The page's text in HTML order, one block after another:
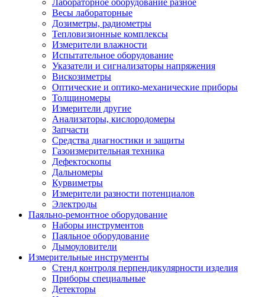
Лабораторное оборудование разное
Весы лабораторные
Дозиметры, радиометры
Тепловизионные комплексы
Измерители влажности
Испытательное оборудование
Указатели и сигнализаторы напряжения
Вискозиметры
Оптические и оптико-механические приборы
Толщиномеры
Измерители другие
Анализаторы, кислородомеры
Запчасти
Средства диагностики и защиты
Газоизмерительная техника
Дефектоскопы
Дальномеры
Курвиметры
Измерители разности потенциалов
Электроды
Паяльно-ремонтное оборудование
Наборы инструментов
Паяльное оборудование
Дымоуловители
Измерительные инструменты
Стенд контроля перпендикулярности изделия
Приборы специальные
Детекторы